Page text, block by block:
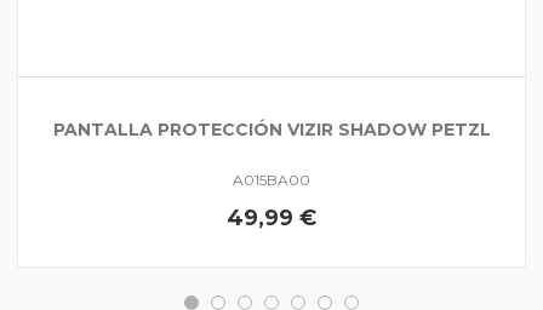
PANTALLA PROTECCIÓN VIZIR SHADOW PETZL
A015BA00
49,99 €